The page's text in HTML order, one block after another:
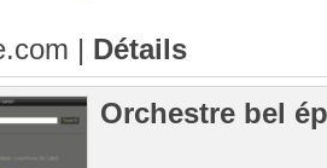
| Détails
Orchestre bel